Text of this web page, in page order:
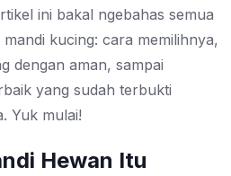
ini bakal ngebahas semua
kucing: cara memilihnya,
dengan aman, sampai
yang sudah terbukti
Yuk mulai!
Hewan Itu